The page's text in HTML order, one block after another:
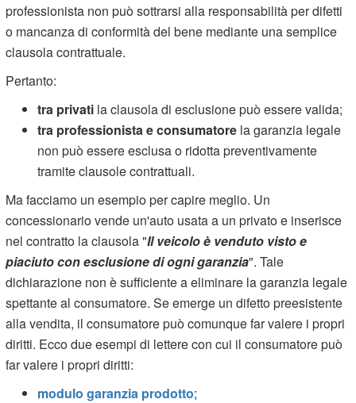
professionista non può sottrarsi alla responsabilità per difetti
o mancanza di conformità del bene mediante una semplice
clausola contrattuale.
Pertanto:
tra privati la clausola di esclusione può essere valida;
tra professionista e consumatore la garanzia legale
non può essere esclusa o ridotta preventivamente
tramite clausole contrattuali.
Ma facciamo un esempio per capire meglio. Un
concessionario vende un'auto usata a un privato e inserisce
nel contratto la clausola "Il veicolo è venduto visto e
piaciuto con esclusione di ogni garanzia". Tale
dichiarazione non è sufficiente a eliminare la garanzia legale
spettante al consumatore. Se emerge un difetto preesistente
alla vendita, il consumatore può comunque far valere i propri
diritti. Ecco due esempi di lettere con cui il consumatore può
far valere i propri diritti:
modulo garanzia prodotto;